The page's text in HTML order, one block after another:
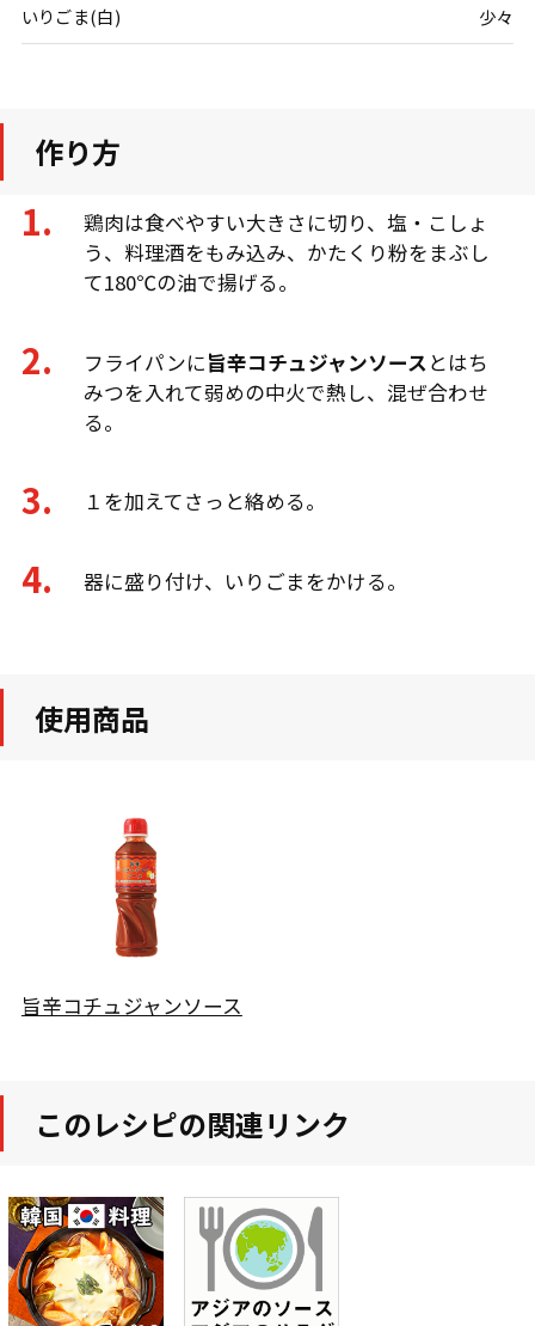
いりごま(白) 少々
作り方
鶏肉は食べやすい大きさに切り、塩・こしょ
う、料理酒をもみ込み、かたくり粉をまぶし
て180℃の油で揚げる。
フライパンに旨辛コチュジャンソース とはち
みつを入れて弱めの中火で熱し、混ぜ合わせ
る。
１を加えてさっと絡める。
器に盛り付け、いりごまをかける。
使用商品
旨辛コチュジャンソース
このレシピの関連リンク